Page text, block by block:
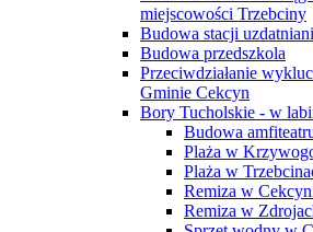
miejscowości Trzebciny
Budowa stacji
Budowa przedszkola
Przeciwdziałanie
Gminie Cekcyn
Bory Tucholskie - w
Budowa
Plaża w
Plaża w
Remiza w
Remiza w